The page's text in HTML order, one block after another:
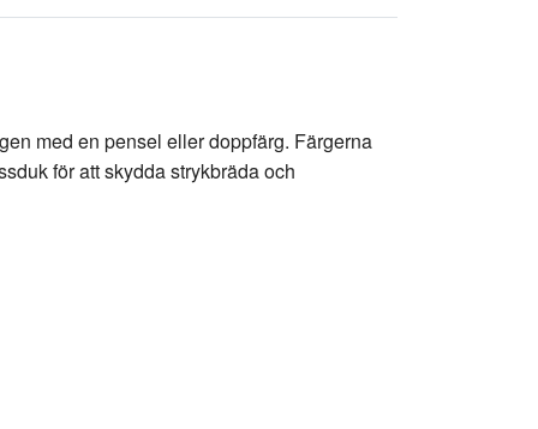
med en pensel eller doppfärg. Färgerna
för att skydda strykbräda och